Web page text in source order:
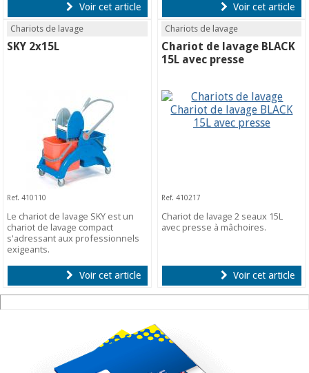
Voir cet article Voir cet article
Chariots de lavage
SKY 2x15L
Ref. 410110
Le chariot de lavage SKY est un
chariot de lavage compact
s'adressant aux professionnels
exigeants.
Voir cet article
Chariots de lavage
Chariot de lavage BLACK
15L avec presse
Ref. 410217
Chariot de lavage 2 seaux 15L
avec presse à mâchoires.
Voir cet article